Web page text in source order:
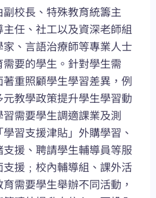
校長、特殊教育統籌主
任、社工以及資深老師組
、言語治療師等專業人士
要的學生。針對學生需
重照顧學生學習差異，例
教學政策提升學生學習動
需要學生調適課業及測
習支援津貼」外購學習、
援、聘請學生輔導員等服
援﹔校內輔導組、課外活
需要學生舉辦不同活動，